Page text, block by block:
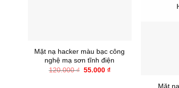
Mặt nạ hacker màu bạc công
nghệ mạ sơn tĩnh điện
120.000₫ Giá
55.000 ₫Giá
Mặt